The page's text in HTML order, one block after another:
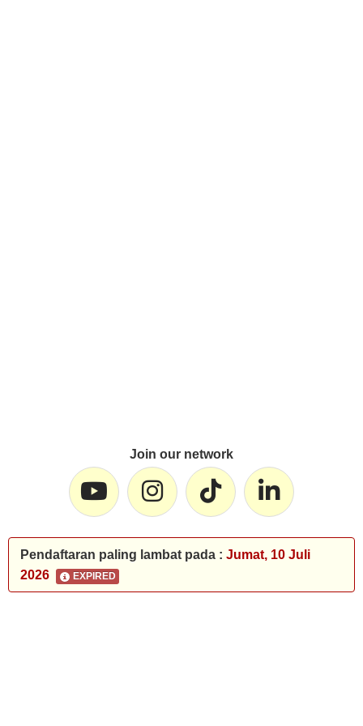
Join our network
Pendaftaran paling lambat pada : Jumat, 10 Juli
2026
EXPIRED